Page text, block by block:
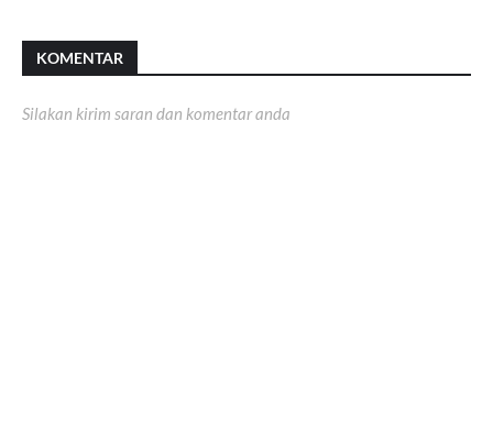
KOMENTAR
Silakan kirim saran dan komentar anda